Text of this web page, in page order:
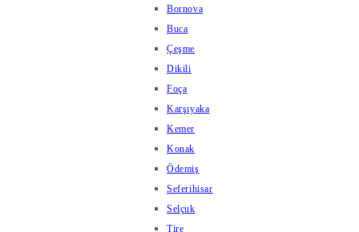
Bornova
Buca
Çeşme
Dikili
Foça
Karşıyaka
Kemer
Konak
Ödemiş
Seferihisar
Selçuk
Tire